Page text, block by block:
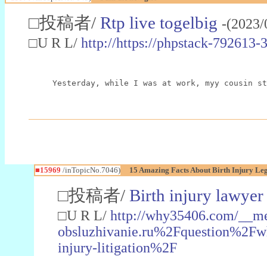
□投稿者/ Rtp live togelbig -
□U R L/ http://https://phpstack-
Yesterday, while I was at work, myy cousin
■15969 /inTopicNo.7046) 15 Amazing Facts About Birth Injury
□投稿者/ Birth injury lawyer
□U R L/ http://why35406.com/
injury-litigation%2F